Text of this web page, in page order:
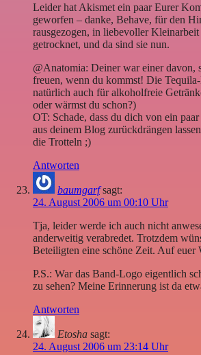
Leider hat Akismet ein paar Eurer
geworfen – danke, Behave, für den
rausgezogen, in liebevoller Kleinarbeit
getrocknet, und da sind sie nun.
@Anatomia: Deiner war einer davon,
freuen, wenn du kommst! Die
natürlich auch für alkoholfreie
oder wärmst du schon?)
OT: Schade, dass du dich von ein
aus deinem Blog zurückdrängen
die Trotteln ;)
Antworten
baumgarf sagt:
24. August 2006 um 00:10 Uhr
Tja, leider werde ich auch nicht
anderweitig verabredet. Trotzdem
Beteiligten eine schöne Zeit. Auf euer
P.S.: War das Band-Logo eigentlich
zu sehen? Meine Erinnerung ist da
Antworten
Etosha sagt:
24. August 2006 um 23:14 Uhr